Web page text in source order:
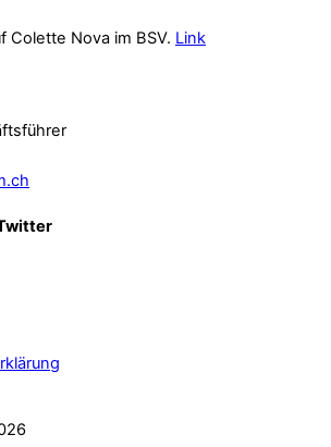
Colette Nova im BSV. Link